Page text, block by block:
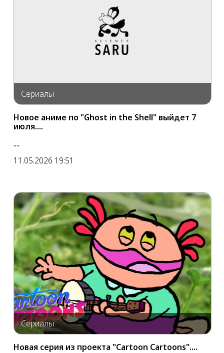
Сериалы
Новое аниме по "Ghost in the Shell" выйдет 7
июля....
....
11.05.2026 19:51
Сериалы
Новая серия из проекта "Cartoon Cartoons"....